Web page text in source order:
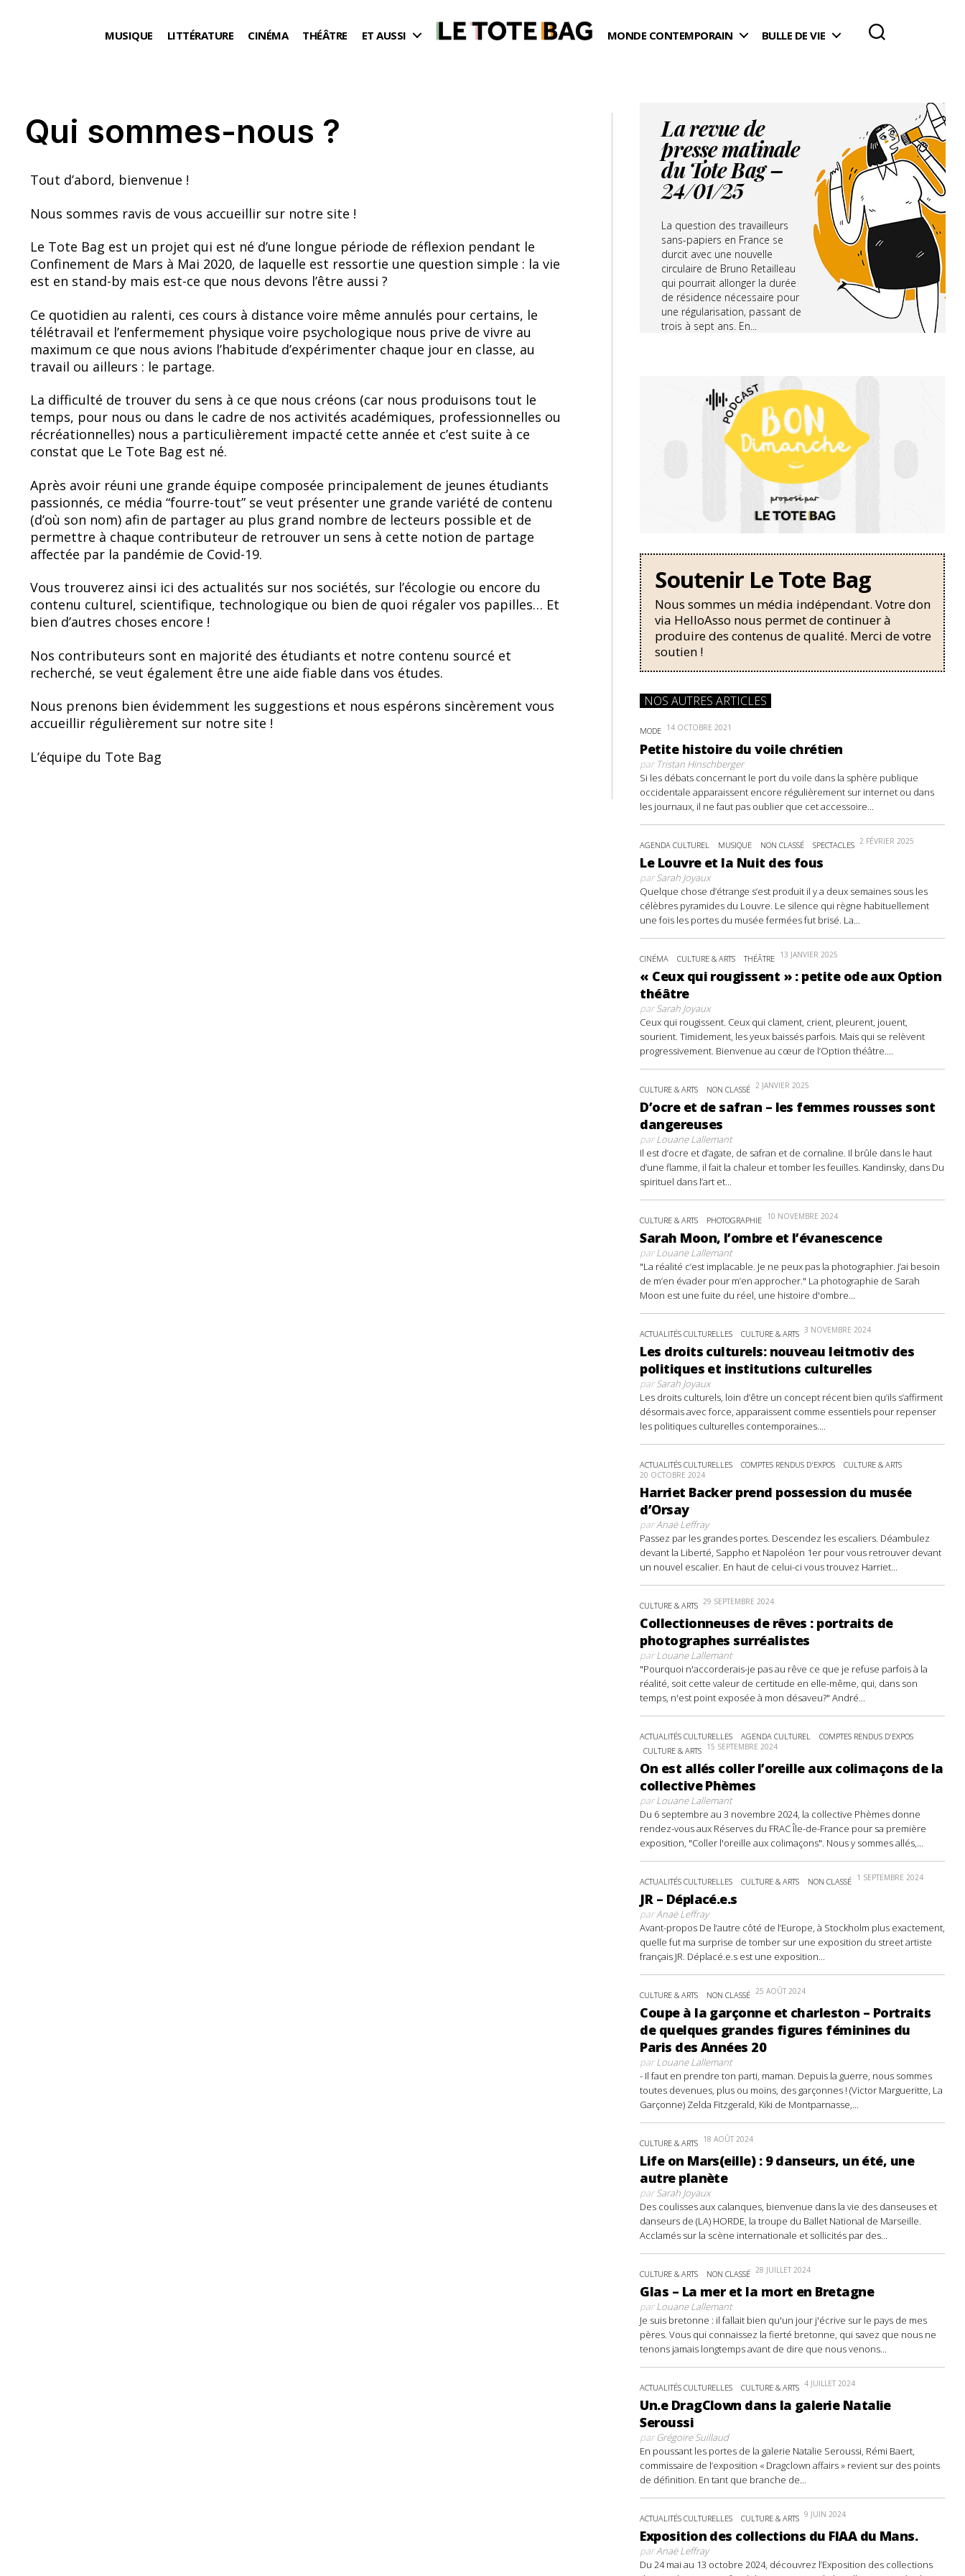
MUSIQUE LITTÉRATURE CINÉMA THÉÂTRE ET AUSSI MONDE CONTEMPORAIN BULLE DE VIE
Qui sommes-nous ?
Tout d’abord, bienvenue !
Nous sommes ravis de vous accueillir sur notre site !
Le Tote Bag est un projet qui est né d’une longue période de réflexion pendant le
Confinement de Mars à Mai 2020, de laquelle est ressortie une question simple : la vie
est en stand-by mais est-ce que nous devons l’être aussi ?
Ce quotidien au ralenti, ces cours à distance voire même annulés pour certains, le
télétravail et l’enfermement physique voire psychologique nous prive de vivre au
maximum ce que nous avions l’habitude d’expérimenter chaque jour en classe, au
travail ou ailleurs : le partage.
La difficulté de trouver du sens à ce que nous créons (car nous produisons tout le
temps, pour nous ou dans le cadre de nos activités académiques, professionnelles ou
récréationnelles) nous a particulièrement impacté cette année et c’est suite à ce
constat que Le Tote Bag est né.
Après avoir réuni une grande équipe composée principalement de jeunes étudiants
passionnés, ce média “fourre-tout” se veut présenter une grande variété de contenu
(d’où son nom) afin de partager au plus grand nombre de lecteurs possible et de
permettre à chaque contributeur de retrouver un sens à cette notion de partage
affectée par la pandémie de Covid-19.
Vous trouverez ainsi ici des actualités sur nos sociétés, sur l’écologie ou encore du
contenu culturel, scientifique, technologique ou bien de quoi régaler vos papilles… Et
bien d’autres choses encore !
Nos contributeurs sont en majorité des étudiants et notre contenu sourcé et
recherché, se veut également être une aide fiable dans vos études.
Nous prenons bien évidemment les suggestions et nous espérons sincèrement vous
accueillir régulièrement sur notre site !
L’équipe du Tote Bag
La revue de
presse matinale
du Tote Bag –
24/01/25
La question des travailleurs
sans-papiers en France se
durcit avec une nouvelle
circulaire de Bruno Retailleau
qui pourrait allonger la durée
de résidence nécessaire pour
une régularisation, passant de
trois à sept ans. En...
Soutenir Le Tote Bag
Nous sommes un média indépendant. Votre don
via HelloAsso nous permet de continuer à
produire des contenus de qualité. Merci de votre
soutien !
NOS AUTRES ARTICLES
MODE 14 OCTOBRE 2021
Petite histoire du voile chrétien
parTristan Hinschberger
Si les débats concernant le port du voile dans la sphère publique
occidentale apparaissent encore régulièrement sur internet ou dans
les journaux, il ne faut pas oublier que cet accessoire...
AGENDA CULTUREL MUSIQUE NON CLASSÉ SPECTACLES 2 FÉVRIER 2025
Le Louvre et la Nuit des fous
parSarah Joyaux
Quelque chose d’étrange s’est produit il y a deux semaines sous les
célèbres pyramides du Louvre. Le silence qui règne habituellement
une fois les portes du musée fermées fut brisé. La...
CINÉMA CULTURE & ARTS THÉÂTRE 13 JANVIER 2025
« Ceux qui rougissent » : petite ode aux Option
théâtre
parSarah Joyaux
Ceux qui rougissent. Ceux qui clament, crient, pleurent, jouent,
sourient. Timidement, les yeux baissés parfois. Mais qui se relèvent
progressivement. Bienvenue au cœur de l’Option théâtre....
CULTURE & ARTS NON CLASSÉ 2 JANVIER 2025
D’ocre et de safran – les femmes rousses sont
dangereuses
parLouane Lallemant
Il est d’ocre et d’agate, de safran et de cornaline. Il brûle dans le haut
d’une flamme, il fait la chaleur et tomber les feuilles. Kandinsky, dans Du
spirituel dans l’art et...
CULTURE & ARTS PHOTOGRAPHIE 10 NOVEMBRE 2024
Sarah Moon, l’ombre et l’évanescence
parLouane Lallemant
"La réalité c’est implacable. Je ne peux pas la photographier. J’ai besoin
de m’en évader pour m’en approcher." La photographie de Sarah
Moon est une fuite du réel, une histoire d'ombre...
ACTUALITÉS CULTURELLES CULTURE & ARTS 3 NOVEMBRE 2024
Les droits culturels: nouveau leitmotiv des
politiques et institutions culturelles
parSarah Joyaux
Les droits culturels, loin d’être un concept récent bien qu’ils s’affirment
désormais avec force, apparaissent comme essentiels pour repenser
les politiques culturelles contemporaines....
ACTUALITÉS CULTURELLES COMPTES RENDUS D'EXPOS CULTURE & ARTS
20 OCTOBRE 2024
Harriet Backer prend possession du musée
d’Orsay
parAnaë Leffray
Passez par les grandes portes. Descendez les escaliers. Déambulez
devant la Liberté, Sappho et Napoléon 1er pour vous retrouver devant
un nouvel escalier. En haut de celui-ci vous trouvez Harriet...
CULTURE & ARTS 29 SEPTEMBRE 2024
Collectionneuses de rêves : portraits de
photographes surréalistes
parLouane Lallemant
"Pourquoi n'accorderais-je pas au rêve ce que je refuse parfois à la
réalité, soit cette valeur de certitude en elle-même, qui, dans son
temps, n'est point exposée à mon désaveu?" André...
ACTUALITÉS CULTURELLES AGENDA CULTUREL
COMPTES RENDUS D'EXPOS
CULTURE & ARTS 15 SEPTEMBRE 2024
On est allés coller l’oreille aux colimaçons de la
collective Phèmes
parLouane Lallemant
Du 6 septembre au 3 novembre 2024, la collective Phèmes donne
rendez-vous aux Réserves du FRAC Île-de-France pour sa première
exposition, "Coller l'oreille aux colimaçons". Nous y sommes allés,...
ACTUALITÉS CULTURELLES CULTURE & ARTS NON CLASSÉ 1 SEPTEMBRE 2024
JR – Déplacé.e.s
parAnaë Leffray
Avant-propos De l’autre côté de l’Europe, à Stockholm plus exactement,
quelle fut ma surprise de tomber sur une exposition du street artiste
français JR. Déplacé.e.s est une exposition...
CULTURE & ARTS NON CLASSÉ 25 AOÛT 2024
Coupe à la garçonne et charleston – Portraits
de quelques grandes figures féminines du
Paris des Années 20
parLouane Lallemant
- Il faut en prendre ton parti, maman. Depuis la guerre, nous sommes
toutes devenues, plus ou moins, des garçonnes ! (Victor Margueritte, La
Garçonne) Zelda Fitzgerald, Kiki de Montparnasse,...
CULTURE & ARTS 18 AOÛT 2024
Life on Mars(eille) : 9 danseurs, un été, une
autre planète
parSarah Joyaux
Des coulisses aux calanques, bienvenue dans la vie des danseuses et
danseurs de (LA) HORDE, la troupe du Ballet National de Marseille.
Acclamés sur la scène internationale et sollicités par des...
CULTURE & ARTS NON CLASSÉ 28 JUILLET 2024
Glas – La mer et la mort en Bretagne
parLouane Lallemant
Je suis bretonne : il fallait bien qu'un jour j'écrive sur le pays de mes
pères. Vous qui connaissez la fierté bretonne, qui savez que nous ne
tenons jamais longtemps avant de dire que nous venons...
ACTUALITÉS CULTURELLES CULTURE & ARTS 4 JUILLET 2024
Un.e DragClown dans la galerie Natalie
Seroussi
parGrégoire Suillaud
En poussant les portes de la galerie Natalie Seroussi, Rémi Baert,
commissaire de l’exposition « Dragclown affairs » revient sur des points
de définition. En tant que branche de...
ACTUALITÉS CULTURELLES CULTURE & ARTS 9 JUIN 2024
Exposition des collections du FIAA du Mans.
parAnaë Leffray
Du 24 mai au 13 octobre 2024, découvrez l’Exposition des collections